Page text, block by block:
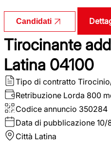
Candidati
Tirocinante
Latina 04100
Tipo di contratto
Retribuzione Lorda 800
Codice annuncio 350284
Data di pubblicazione 10/
Città Latina